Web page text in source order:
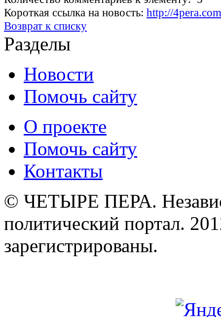
Короткая ссылка на новость: http://
Возврат к списку
Разделы
Новости
Помочь сайту
О проекте
Помочь сайту
Контакты
© ЧЕТЫРЕ ПЕРА.
политический портал.
зарегистрированы.